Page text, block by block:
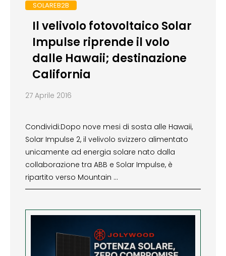
SOLAREB2B
Il velivolo fotovoltaico Solar
Impulse riprende il volo
dalle Hawaii; destinazione
California
27 Aprile 2016
Condividi:Dopo nove mesi di sosta alle Hawaii,
Solar Impulse 2, il velivolo svizzero alimentato
unicamente ad energia solare nato dalla
collaborazione tra ABB e Solar Impulse, è
ripartito verso Mountain …